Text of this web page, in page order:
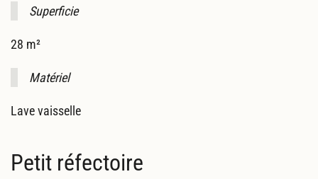
Superficie
28 m²
Matériel
Lave vaisselle
Petit réfectoire